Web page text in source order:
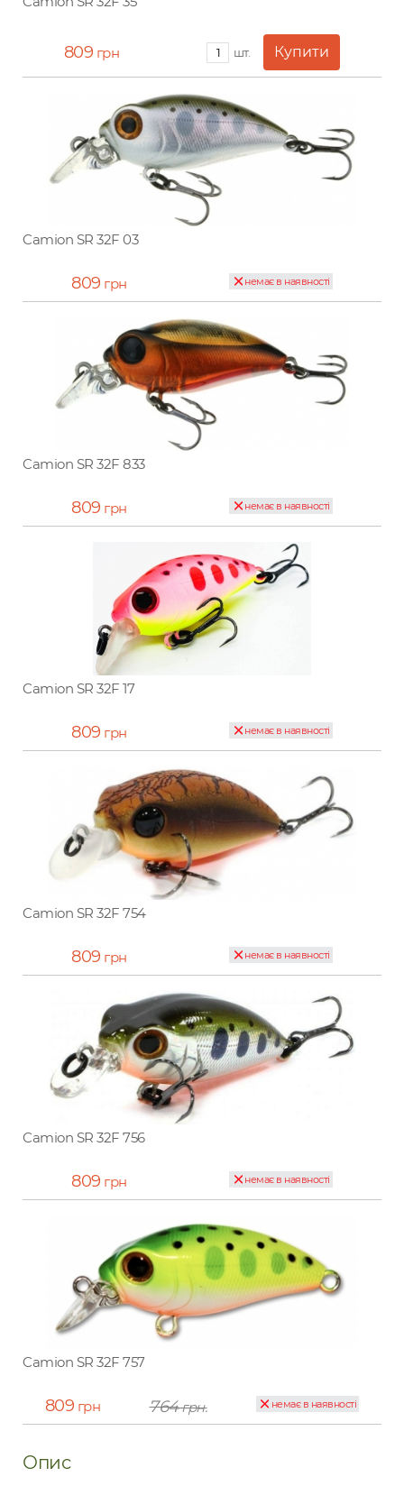
809 грн шт.
Camion SR 32F 03
809 грн немає в наявності
Camion SR 32F 833
809 грн немає в наявності
Camion SR 32F 17
809 грн немає в наявності
Camion SR 32F 754
809 грн немає в наявності
Camion SR 32F 756
809 грн немає в наявності
Camion SR 32F 757
809 грн 764грн. немає в наявності
Опис